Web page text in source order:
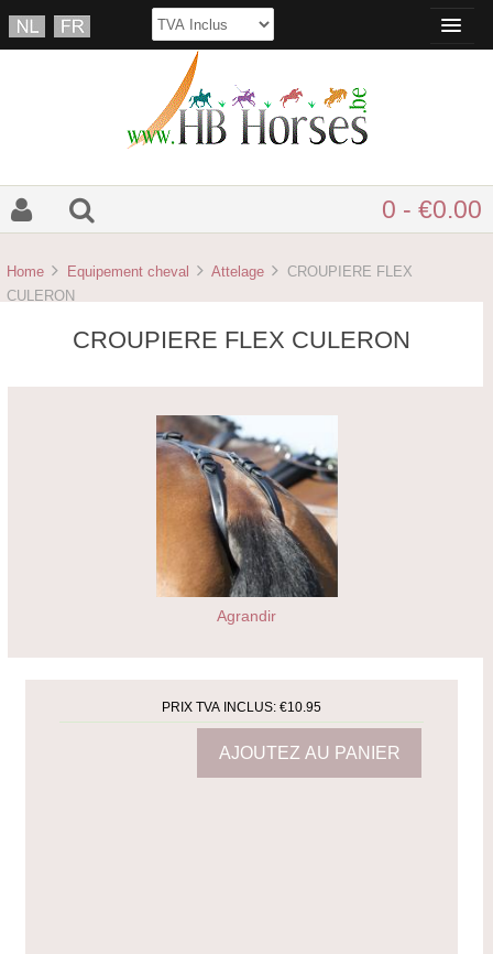
0 - €0.00
Home Equipement cheval Attelage
CROUPIERE FLEX
CULERON
CROUPIERE FLEX CULERON
Agrandir
PRIX TVA INCLUS:€10.95